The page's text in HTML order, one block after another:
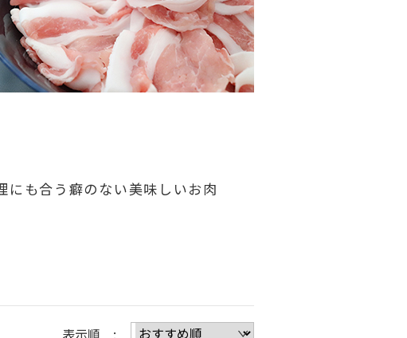
にも合う癖のない美味しいお肉
表示順 :